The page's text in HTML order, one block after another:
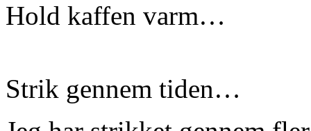
Hold kaffen varm…
Strik gennem tiden…